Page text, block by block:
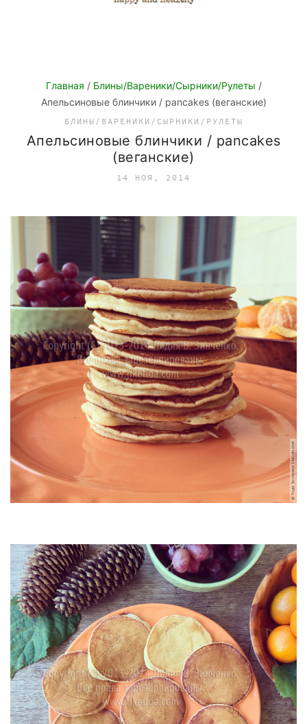
Главная / Блины/Вареники/Сырники/Рулеты /
Апельсиновые блинчики / pancakes (веганские)
БЛИНЫ/ВАРЕНИКИ/СЫРНИКИ/РУЛЕТЫ
Апельсиновые блинчики / pancakes
(веганские)
14 НОЯ, 2014